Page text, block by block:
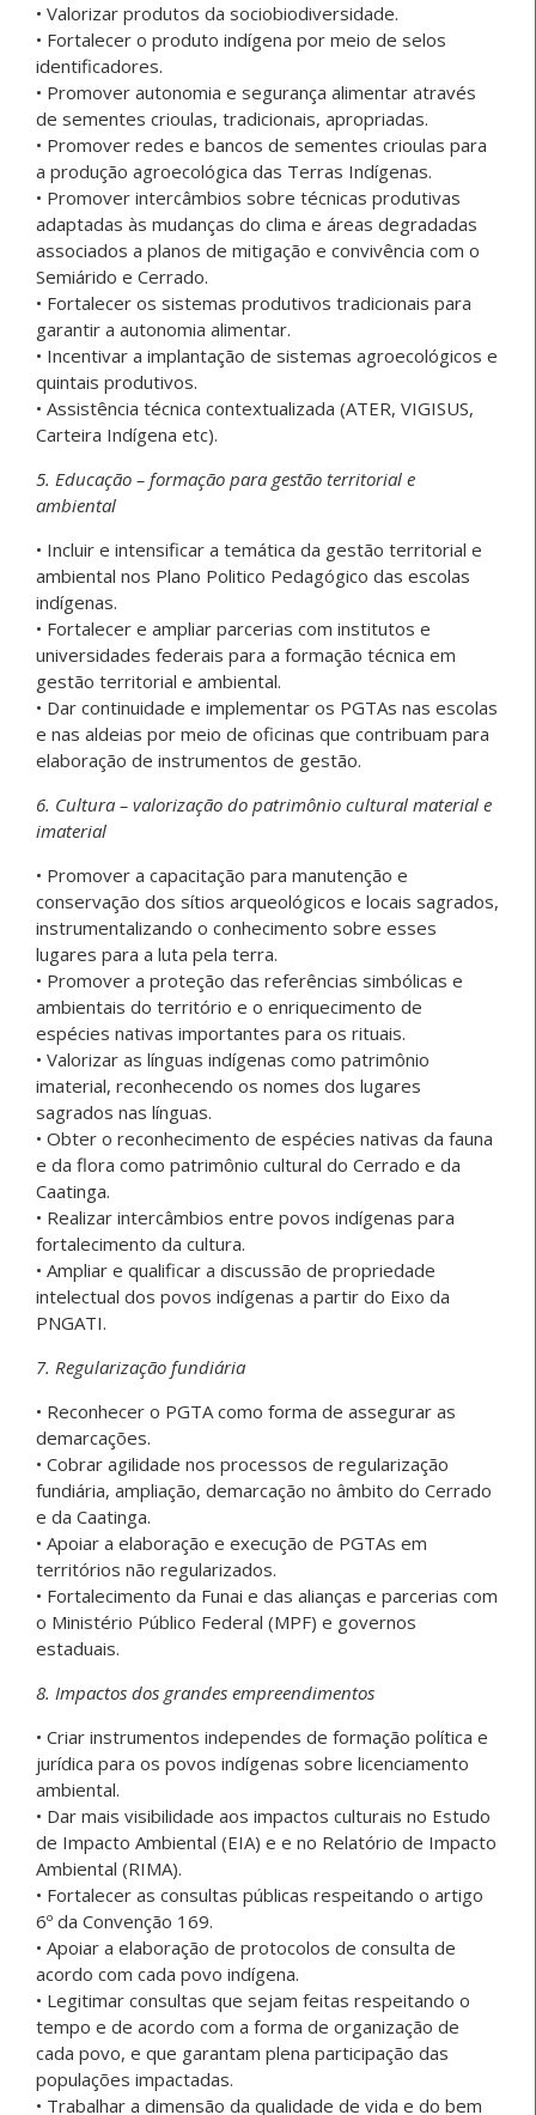
• Valorizar produtos da sociobiodiversidade.
• Fortalecer o produto indígena por meio de selos
identificadores.
• Promover autonomia e segurança alimentar através
de sementes crioulas, tradicionais, apropriadas.
• Promover redes e bancos de sementes crioulas para
a produção agroecológica das Terras Indígenas.
• Promover intercâmbios sobre técnicas produtivas
adaptadas às mudanças do clima e áreas degradadas
associados a planos de mitigação e convivência com o
Semiárido e Cerrado.
• Fortalecer os sistemas produtivos tradicionais para
garantir a autonomia alimentar.
• Incentivar a implantação de sistemas agroecológicos e
quintais produtivos.
• Assistência técnica contextualizada (ATER, VIGISUS,
Carteira Indígena etc).
5. Educação – formação para gestão territorial e
ambiental
• Incluir e intensificar a temática da gestão territorial e
ambiental nos Plano Politico Pedagógico das escolas
indígenas.
• Fortalecer e ampliar parcerias com institutos e
universidades federais para a formação técnica em
gestão territorial e ambiental.
• Dar continuidade e implementar os PGTAs nas escolas
e nas aldeias por meio de oficinas que contribuam para
elaboração de instrumentos de gestão.
6. Cultura – valorização do patrimônio cultural material e
imaterial
• Promover a capacitação para manutenção e
conservação dos sítios arqueológicos e locais sagrados,
instrumentalizando o conhecimento sobre esses
lugares para a luta pela terra.
• Promover a proteção das referências simbólicas e
ambientais do território e o enriquecimento de
espécies nativas importantes para os rituais.
• Valorizar as línguas indígenas como patrimônio
imaterial, reconhecendo os nomes dos lugares
sagrados nas línguas.
• Obter o reconhecimento de espécies nativas da fauna
e da flora como patrimônio cultural do Cerrado e da
Caatinga.
• Realizar intercâmbios entre povos indígenas para
fortalecimento da cultura.
• Ampliar e qualificar a discussão de propriedade
intelectual dos povos indígenas a partir do Eixo da
PNGATI.
7. Regularização fundiária
• Reconhecer o PGTA como forma de assegurar as
demarcações.
• Cobrar agilidade nos processos de regularização
fundiária, ampliação, demarcação no âmbito do Cerrado
e da Caatinga.
• Apoiar a elaboração e execução de PGTAs em
territórios não regularizados.
• Fortalecimento da Funai e das alianças e parcerias com
o Ministério Público Federal (MPF) e governos
estaduais.
8. Impactos dos grandes empreendimentos
• Criar instrumentos independes de formação política e
jurídica para os povos indígenas sobre licenciamento
ambiental.
• Dar mais visibilidade aos impactos culturais no Estudo
de Impacto Ambiental (EIA) e e no Relatório de Impacto
Ambiental (RIMA).
• Fortalecer as consultas públicas respeitando o artigo
6º da Convenção 169.
• Apoiar a elaboração de protocolos de consulta de
acordo com cada povo indígena.
• Legitimar consultas que sejam feitas respeitando o
tempo e de acordo com a forma de organização de
cada povo, e que garantam plena participação das
populações impactadas.
• Trabalhar a dimensão da qualidade de vida e do bem